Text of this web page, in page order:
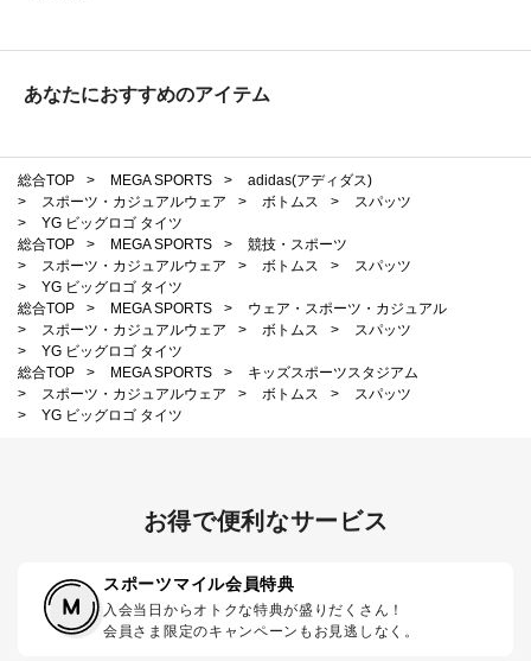
あなたにおすすめのアイテム
総合TOP > MEGA SPORTS >
adidas(アディダス)
>
スポーツ・カジュアルウェア > ボトムス >
スパッツ
>
YG ビッグロゴ タイツ
総合TOP
> MEGA SPORTS >
競技・スポーツ
>
スポーツ・カジュアルウェア > ボトムス >
スパッツ
>
YG ビッグロゴ タイツ
総合TOP
> MEGA SPORTS >
ウェア・スポーツ・カジュアル
>
スポーツ・カジュアルウェア > ボトムス >
スパッツ
>
YG ビッグロゴ タイツ
総合TOP
> MEGA SPORTS >
キッズスポーツスタジアム
>
スポーツ・カジュアルウェア > ボトムス >
スパッツ
>
YG ビッグロゴ タイツ
お得で便利なサービス
スポーツマイル会員特典
入会当日からオトクな特典が盛りだくさん！
会員さま限定のキャンペーンもお見逃しなく。